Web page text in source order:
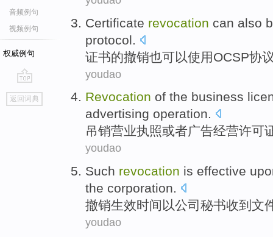
音频例句
视频例句
权威例句
go
top
返回词典
Certificate revocation can also
protocol
证书的撤销也可以使用OCSP协
youdao
Revocation of the business
advertising operation.
吊销营业执照或者广告经营许可
youdao
Such revocation is effective
the corporation.
撤销生效时间以公司 秘书收到文
youdao